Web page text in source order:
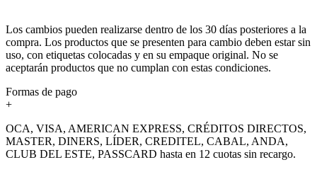
Los cambios pueden realizarse dentro de los 30 días posteriores a la
compra. Los productos que se presenten para cambio deben estar sin
uso, con etiquetas colocadas y en su empaque original. No se
aceptarán productos que no cumplan con estas condiciones.
Formas de pago
+
OCA, VISA, AMERICAN EXPRESS, CRÉDITOS DIRECTOS,
MASTER, DINERS, LÍDER, CREDITEL, CABAL, ANDA,
CLUB DEL ESTE, PASSCARD hasta en 12 cuotas sin recargo.